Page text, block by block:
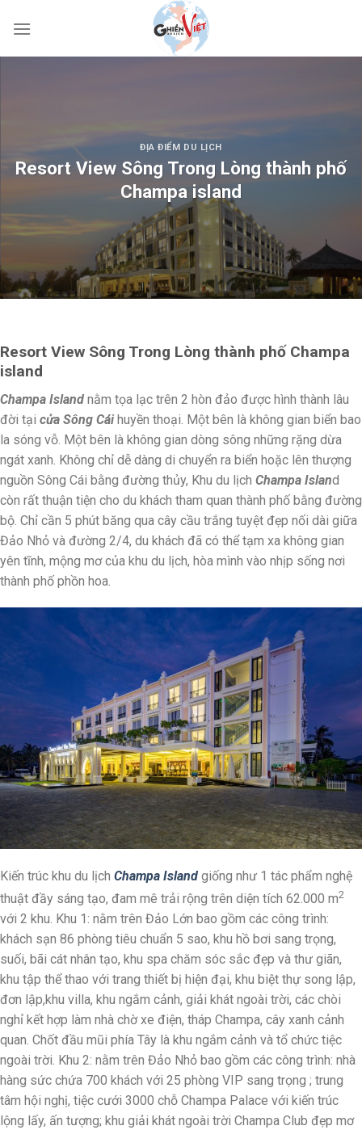
ĐỊA ĐIỂM DU LỊCH
Resort View Sông Trong Lòng thành phố
Champa island
Resort View Sông Trong Lòng thành phố Champa
island
Champa Island nằm tọa lạc trên 2 hòn đảo được hình thành lâu
đời tại cửa Sông Cái huyền thoại. Một bên là không gian biển bao
la sóng vỗ. Một bên là không gian dòng sông những rặng dừa
ngát xanh. Không chỉ dễ dàng di chuyển ra biển hoặc lên thượng
nguồn Sông Cái bằng đường thủy, Khu du lịch Champa Island
còn rất thuận tiện cho du khách tham quan thành phố bằng đường
bộ. Chỉ cần 5 phút băng qua cây cầu trắng tuyệt đẹp nối dài giữa
Đảo Nhỏ và đường 2/4, du khách đã có thể tạm xa không gian
yên tĩnh, mộng mơ của khu du lịch, hòa mình vào nhịp sống nơi
thành phố phồn hoa.
Kiến trúc khu du lịch Champa Island giống như 1 tác phẩm nghệ
thuật đầy sáng tạo, đam mê trải rộng trên diện tích 62.000 m2
với 2 khu. Khu 1: nằm trên Đảo Lớn bao gồm các công trình:
khách sạn 86 phòng tiêu chuẩn 5 sao, khu hồ bơi sang trọng,
suối, bãi cát nhân tạo, khu spa chăm sóc sắc đẹp và thư giãn,
khu tập thể thao với trang thiết bị hiện đại, khu biệt thự song lập,
đơn lập,khu villa, khu ngắm cảnh, giải khát ngoài trời, các chòi
nghỉ kết hợp làm nhà chờ xe điện, tháp Champa, cây xanh cảnh
quan. Chốt đầu mũi phía Tây là khu ngắm cảnh và tổ chức tiệc
ngoài trời. Khu 2: nằm trên Đảo Nhỏ bao gồm các công trình: nhà
hàng sức chứa 700 khách với 25 phòng VIP sang trọng ; trung
tâm hội nghị, tiệc cưới 3000 chỗ Champa Palace với kiến trúc
lộng lấy, ấn tượng; khu giải khát ngoài trời Champa Club đẹp mơ